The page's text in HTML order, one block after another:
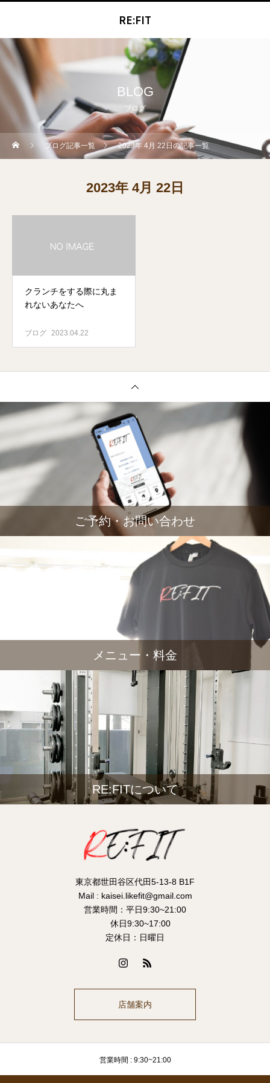
RE:FIT
BLOG
ブログ
ブログ記事一覧 2023年 4月 22日の記事一覧
2023年 4月 22日
クランチをする際に丸ま
れないあなたへ
ブログ 2023.04.22
ご予約・お問い合わせ
メニュー・料金
RE:FITについて
東京都世田谷区代田5-13-8 B1F
Mail : kaisei.likefit@gmail.com
営業時間：平日9:30~21:00
休日9:30~17:00
定休日：日曜日
店舗案内
営業時間 : 9:30~21:00